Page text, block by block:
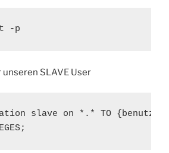
-p
SLAVE User
slave on *.* TO